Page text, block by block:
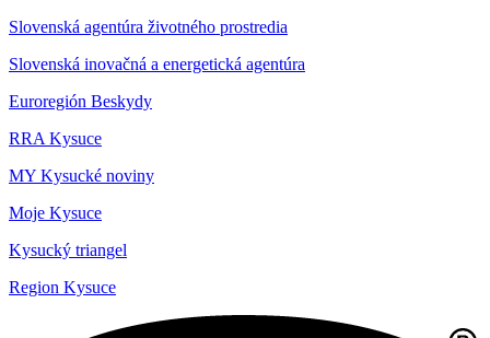
Slovenská agentúra životného prostredia
Slovenská inovačná a energetická agentúra
Euroregión Beskydy
RRA Kysuce
MY Kysucké noviny
Moje Kysuce
Kysucký triangel
Region Kysuce